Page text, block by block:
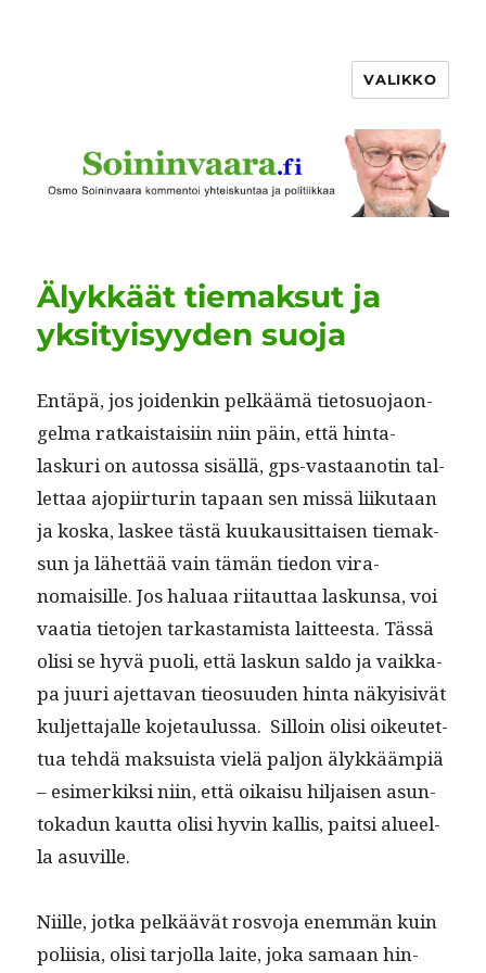
VALIKKO
Älykkäät tiemaksut ja
yksityisyyden suoja
Entäpä, jos joidenkin pelkäämä tieto­suo­jaon­
gel­ma ratkaistaisi­in niin päin, että hin­ta­
laskuri on autossa sisäl­lä, gps-vas­taan­otin tal­
let­taa ajopi­ir­turin tapaan sen mis­sä liiku­taan
ja kos­ka, las­kee tästä kuukausit­taisen tiemak­
sun ja lähet­tää vain tämän tiedon vira­
nomaisille. Jos halu­aa riitaut­taa laskun­sa, voi
vaa­tia tieto­jen tarkas­tamista lait­teesta. Tässä
olisi se hyvä puoli, että laskun sal­do ja vaikka­
pa juuri ajet­ta­van tieo­su­u­den hin­ta näky­i­sivät
kul­jet­ta­jalle koje­taulus­sa. Sil­loin olisi oikeutet­
tua tehdä mak­su­ista vielä paljon älykkäämpiä
– esimerkik­si niin, että oikaisu hil­jaisen asun­
tokadun kaut­ta olisi hyvin kallis, pait­si alueel­
la asuville.
Niille, jot­ka pelkäävät rosvo­ja enem­män kuin
poli­isia, olisi tar­jol­la laite, joka samaan hin­